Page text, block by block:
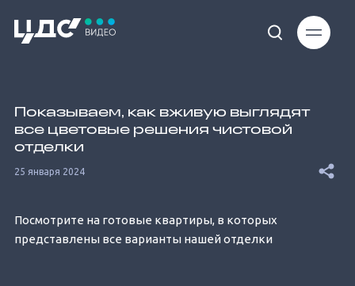
10.01%
Показываем, как вживую выглядят
все цветовые решения чистовой
отделки
25 января 2024
Посмотрите на готовые квартиры, в которых
представлены все варианты нашей отделки